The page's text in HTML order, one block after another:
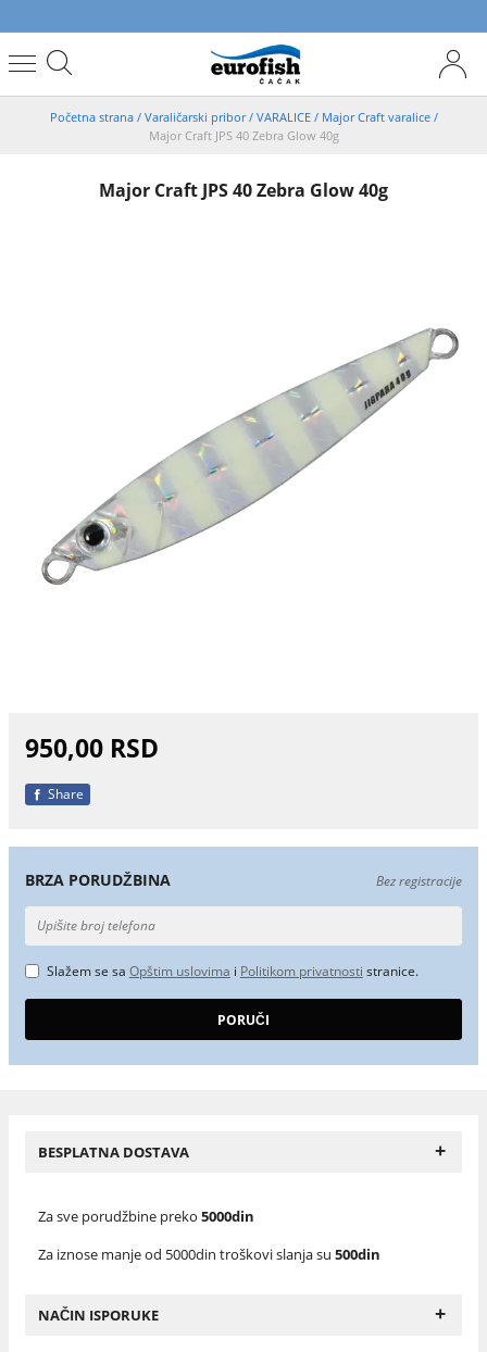
Početna strana / Varaličarski pribor/ VARALICE / Major Craft varalice /
Major Craft JPS 40 Zebra Glow 40g
Major Craft JPS 40 Zebra Glow 40g
950,00 RSD
Share
BRZA PORUDŽBINA Bez registracije
Slažem se sa Opštim uslovima i Politikom privatnosti stranice.
BESPLATNA DOSTAVA +
Za sve porudžbine preko 5000din
Za iznose manje od 5000din troškovi slanja su 500din
NAČIN ISPORUKE +